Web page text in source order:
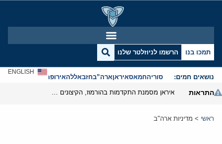
תמכו בנו הרשמו לניוזלטר שלנו
נושאים חמים: סוריהחמאסאיראןארה”בחזבאללהאירופהאנטישמיות
ENGLISH
התראות
ראשי > מדיניות ארה"ב